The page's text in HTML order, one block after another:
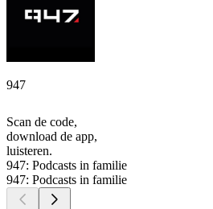
947
Scan de code,
download de app,
luisteren.
947: Podcasts in familie
947: Podcasts in familie